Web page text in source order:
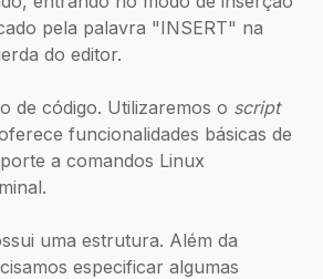
pela palavra "INSERT" na
do editor.
de código. Utilizaremos o script
funcionalidades básicas de
a comandos Linux
uma estrutura. Além da
especificar algumas